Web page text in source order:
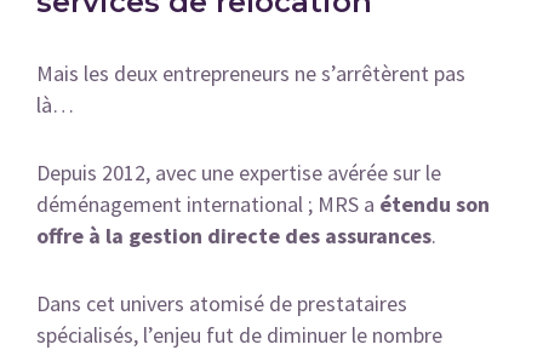
Mais les deux entrepreneurs ne s’arrêtèrent pas
là…
Depuis 2012, avec une expertise avérée sur le
déménagement international ; MRS a étendu son
offre à la gestion directe des assurances.
Dans cet univers atomisé de prestataires
spécialisés, l’enjeu fut de diminuer le nombre